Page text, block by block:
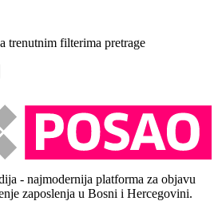
trenutnim filterima pretrage
- najmodernija platforma za objavu
zaposlenja u Bosni i Hercegovini.